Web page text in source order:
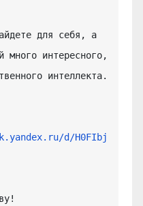
для себя, а
много интересного,
интеллекта.
d/H0FIbj